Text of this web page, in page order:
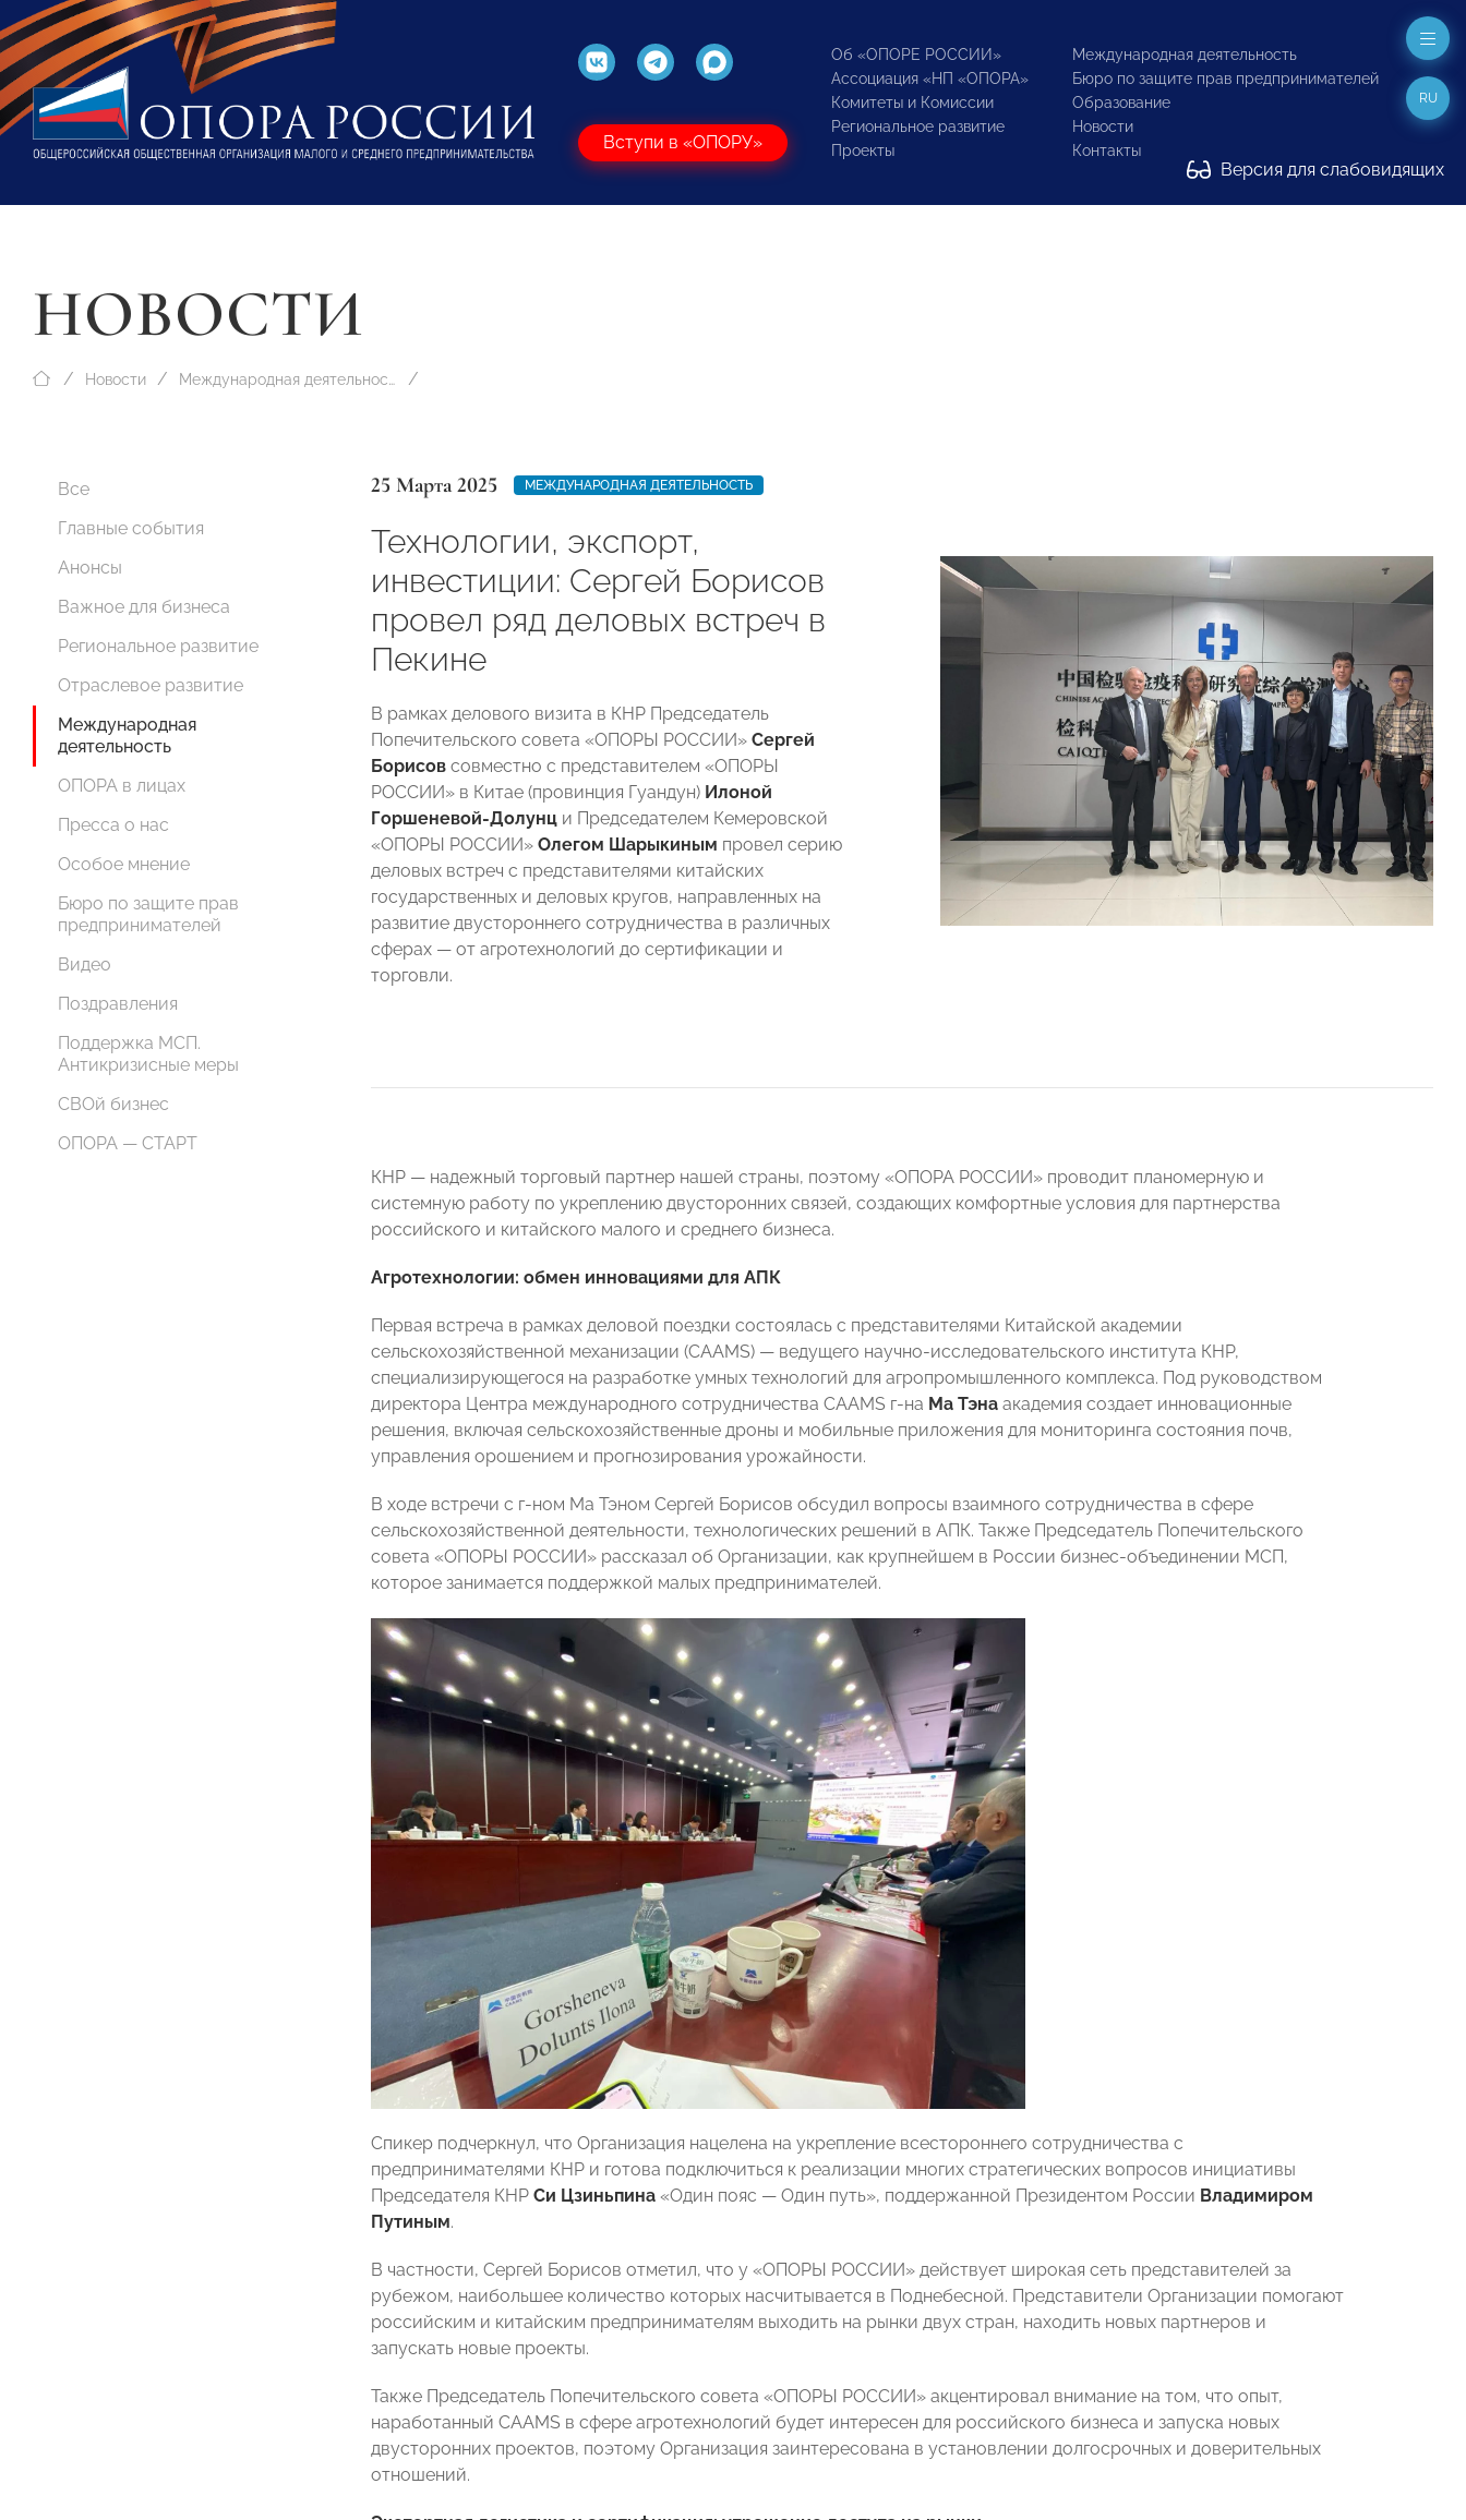
Вступи в «ОПОРУ»
Об «ОПОРЕ РОССИИ»
Ассоциация «НП «ОПОРА»
Комитеты и Комиссии
Региональное развитие
Проекты
Международная деятельность
Бюро по защите прав предпринимателей
Образование
Новости
Контакты
Версия для слабовидящих
RU
НОВОСТИ
Новости Международная деятельность
Все
Главные события
Анонсы
Важное для бизнеса
Региональное развитие
Отраслевое развитие
Международная
деятельность
ОПОРА в лицах
Пресса о нас
Особое мнение
Бюро по защите прав
предпринимателей
Видео
Поздравления
Поддержка МСП.
Антикризисные меры
СВОй бизнес
ОПОРА — СТАРТ
25 Марта 2025 МЕЖДУНАРОДНАЯ ДЕЯТЕЛЬНОСТЬ
Технологии, экспорт,
инвестиции: Сергей Борисов
провел ряд деловых встреч в
Пекине
В рамках делового визита в КНР Председатель
Попечительского совета «ОПОРЫ РОССИИ» Сергей
Борисов совместно с представителем «ОПОРЫ
РОССИИ» в Китае (провинция Гуандун) Илоной
Горшеневой-Долунц и Председателем Кемеровской
«ОПОРЫ РОССИИ» Олегом Шарыкиным провел серию
деловых встреч с представителями китайских
государственных и деловых кругов, направленных на
развитие двустороннего сотрудничества в различных
сферах — от агротехнологий до сертификации и
торговли.
КНР — надежный торговый партнер нашей страны, поэтому «ОПОРА РОССИИ» проводит планомерную и
системную работу по укреплению двусторонних связей, создающих комфортные условия для партнерства
российского и китайского малого и среднего бизнеса.
Агротехнологии: обмен инновациями для АПК
Первая встреча в рамках деловой поездки состоялась с представителями Китайской академии
сельскохозяйственной механизации (CAAMS) — ведущего научно-исследовательского института КНР,
специализирующегося на разработке умных технологий для агропромышленного комплекса. Под руководством
директора Центра международного сотрудничества CAAMS г-на Ма Тэна академия создает инновационные
решения, включая сельскохозяйственные дроны и мобильные приложения для мониторинга состояния почв,
управления орошением и прогнозирования урожайности.
В ходе встречи с г-ном Ма Тэном Сергей Борисов обсудил вопросы взаимного сотрудничества в сфере
сельскохозяйственной деятельности, технологических решений в АПК. Также Председатель Попечительского
совета «ОПОРЫ РОССИИ» рассказал об Организации, как крупнейшем в России бизнес-объединении МСП,
которое занимается поддержкой малых предпринимателей.
Спикер подчеркнул, что Организация нацелена на укрепление всестороннего сотрудничества с
предпринимателями КНР и готова подключиться к реализации многих стратегических вопросов инициативы
Председателя КНР Си Цзиньпина «Один пояс — Один путь», поддержанной Президентом России Владимиром
Путиным.
В частности, Сергей Борисов отметил, что у «ОПОРЫ РОССИИ» действует широкая сеть представителей за
рубежом, наибольшее количество которых насчитывается в Поднебесной. Представители Организации помогают
российским и китайским предпринимателям выходить на рынки двух стран, находить новых партнеров и
запускать новые проекты.
Также Председатель Попечительского совета «ОПОРЫ РОССИИ» акцентировал внимание на том, что опыт,
наработанный CAAMS в сфере агротехнологий будет интересен для российского бизнеса и запуска новых
двусторонних проектов, поэтому Организация заинтересована в установлении долгосрочных и доверительных
отношений.